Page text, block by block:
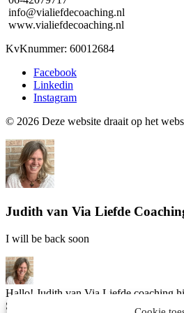
info@vialiefdecoaching.nl
www.vialiefdecoaching.nl
KvKnummer: 60012684
Facebook
Linkedin
Instagram
© 2026 Deze website draait op het
Judith van Via Liefde
I will be back soon
Hallo! Judith van Via Liefde coaching
Start een gesprek!